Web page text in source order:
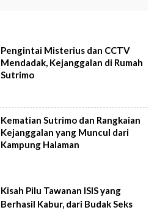
Pengintai Misterius dan CCTV
Mendadak, Kejanggalan di Rumah
Sutrimo
Kematian Sutrimo dan Rangkaian
Kejanggalan yang Muncul dari
Kampung Halaman
Kisah Pilu Tawanan ISIS yang
Berhasil Kabur, dari Budak Seks